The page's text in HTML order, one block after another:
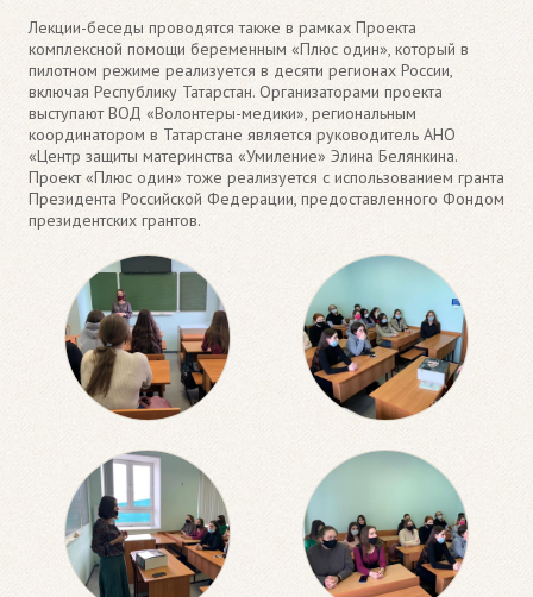
Лекции-беседы проводятся также в рамках Проекта
комплексной помощи беременным «Плюс один», который в
пилотном режиме реализуется в десяти регионах России,
включая Республику Татарстан. Организаторами проекта
выступают ВОД «Волонтеры-медики», региональным
координатором в Татарстане является руководитель АНО
«Центр защиты материнства «Умиление» Элина Белянкина.
Проект «Плюс один» тоже реализуется с использованием гранта
Президента Российской Федерации, предоставленного Фондом
президентских грантов.